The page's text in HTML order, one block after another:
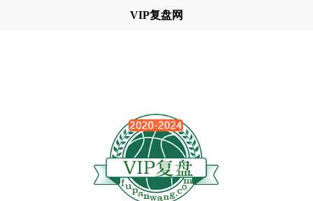
VIP复盘网